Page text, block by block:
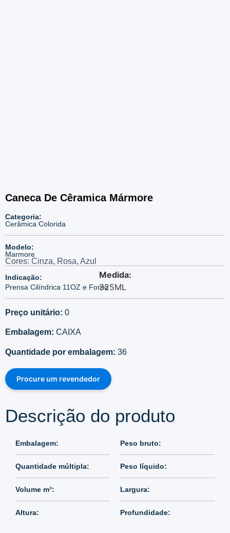
Caneca De Cêramica Mármore
Categoria:
Cerâmica Colorida
Modelo:
Marmore
Indicação:
Prensa Cilíndrica 11OZ e Forno
Medida:
325ML
Cores: Cinza, Rosa, Azul
Preço unitário: 0
Embalagem: CAIXA
Quantidade por embalagem: 36
Procure um revendedor
Descrição do produto
Embalagem:
Quantidade múltipla:
Volume m³:
Altura:
Peso bruto:
Peso líquido:
Largura:
Profundidade: